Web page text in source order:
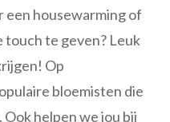
een housewarming of
touch te geven? Leuk
Op
bloemisten die
helpen we jou bij